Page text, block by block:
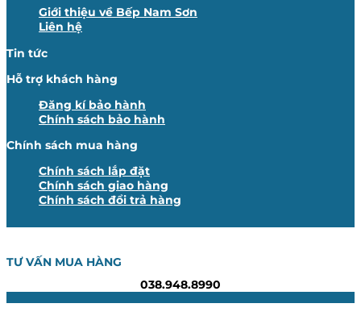
Giới thiệu về Bếp Nam Sơn
Liên hệ
Tin tức
Hỗ trợ khách hàng
Đăng kí bảo hành
Chính sách bảo hành
Chính sách mua hàng
Chính sách lắp đặt
Chính sách giao hàng
Chính sách đổi trả hàng
TƯ VẤN MUA HÀNG
038.948.8990